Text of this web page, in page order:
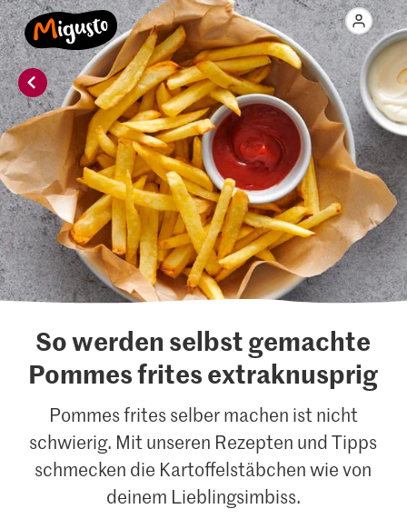
So werden selbst gemachte
Pommes frites extraknusprig
Pommes frites selber machen ist nicht
schwierig. Mit unseren Rezepten und Tipps
schmecken die Kartoffelstäbchen wie von
deinem Lieblingsimbiss.